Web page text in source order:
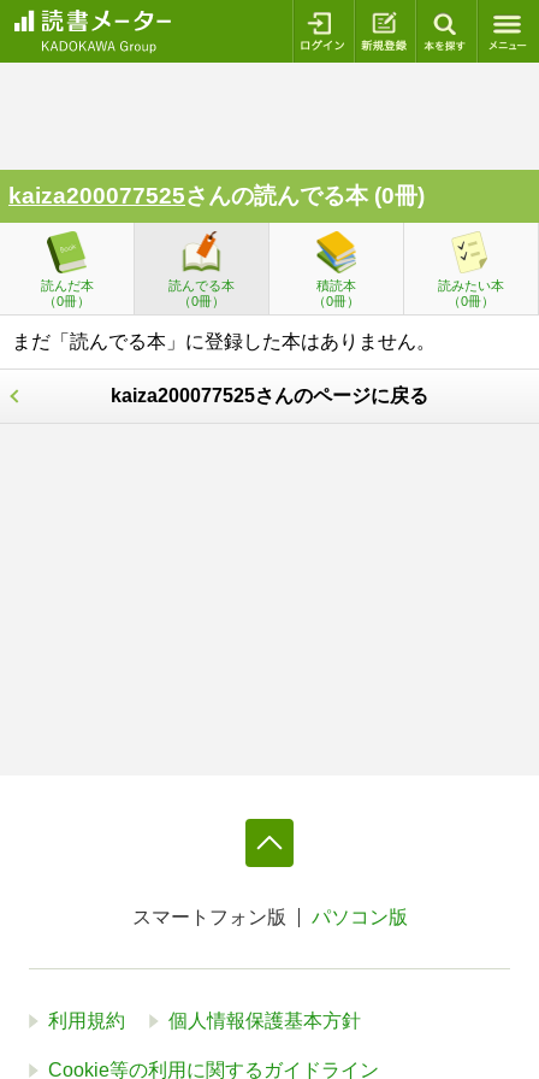
ログイン 新規登録
kaiza200077525さんの読んでる本 (0冊)
読んだ本
（0冊）
読んでる本
（0冊）
積読本
（0冊）
読みたい本
（0冊）
まだ「読んでる本」に登録した本はありません。
kaiza200077525さんのページに戻る
スマートフォン版 パソコン版
利用規約 個人情報保護基本方針
Cookie等の利用に関するガイドライン